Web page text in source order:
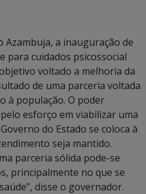
Azambuja, a inauguração de
para cuidados psicossocial
voltado a melhoria da
de uma parceria voltada
à população. O poder
esforço em viabilizar uma
do Estado se coloca à
seja mantido.
parceria sólida pode-se
principalmente no que se
disse o governador.